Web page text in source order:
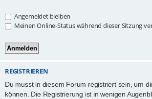
Angemeldet bleiben
Meinen Online-Status während dieser Sitzung
REGISTRIEREN
Du musst in diesem Forum registriert sein, um
können. Die Registrierung ist in wenigen